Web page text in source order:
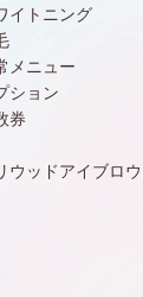
イトニング
メニュー
ション
券
ウッドアイブロウ